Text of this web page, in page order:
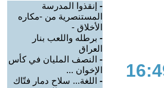
- إنقذوا المدرسة
المستنصرية من -مكاره
الأخلاق -
- برطله واللعب بنار
العراق
- النصف المليان في كأس
الإخوان ...
- اللغة... سلاح دمار فتّاك